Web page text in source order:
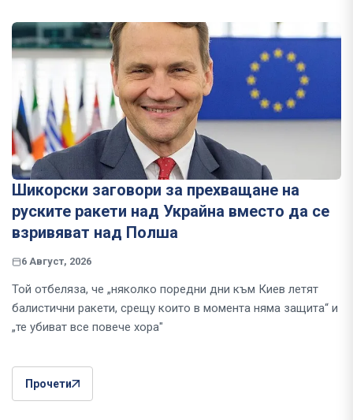
Шикорски заговори за прехващане на
руските ракети над Украйна вместо да се
взривяват над Полша
6 Август, 2026
Той отбеляза, че „няколко поредни дни към Киев летят
балистични ракети, срещу които в момента няма защита“ и
„те убиват все повече хора"
Прочети